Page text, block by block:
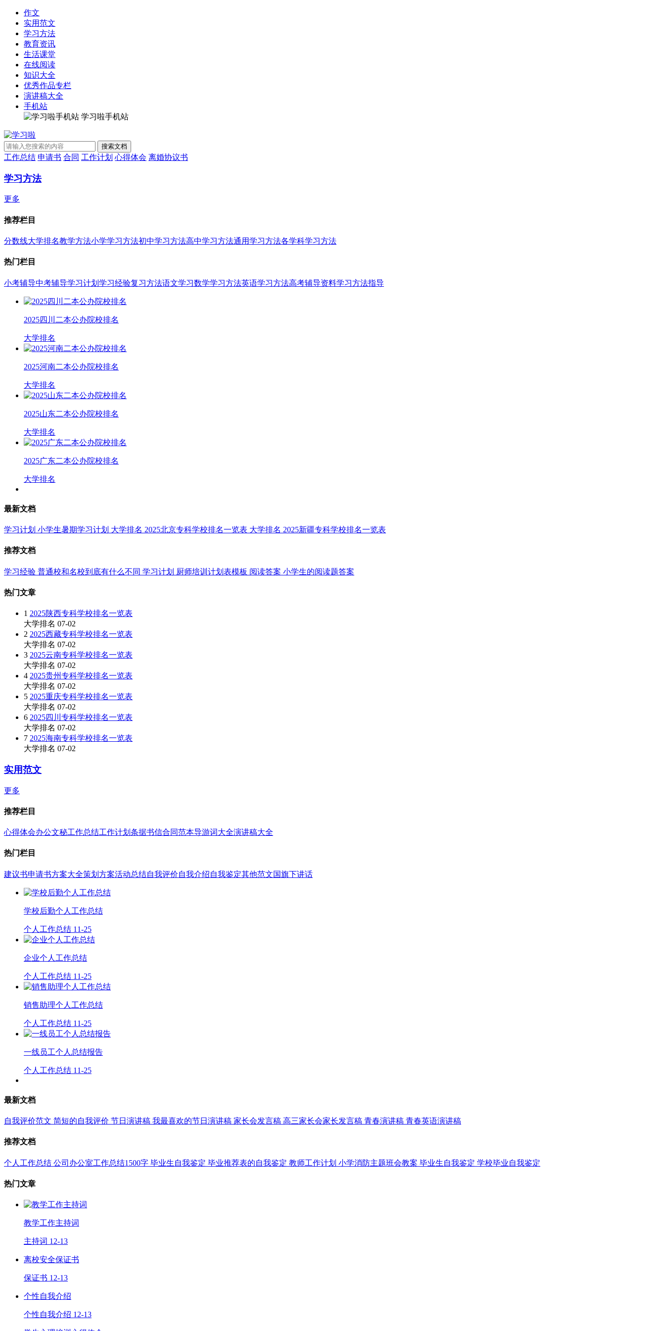
作文
实用范文
学习方法
教育资讯
生活课堂
在线阅读
知识大全
优秀作品专栏
演讲稿大全
手机站
学习啦手机站
工作总结 申请书 合同 工作计划 心得体会 离婚协议书
学习方法
更多
推荐栏目
分数线大学排名教学方法小学学习方法初中学习方法高中学习方法通用学习方法各学科学习方法
热门栏目
小考辅导中考辅导学习计划 学习经验复习方法语文学习数学学习方法英语学习方法高考辅导资料学习方法指导
2025四川二本公办院校排名
大学排名
2025河南二本公办院校排名
大学排名
2025山东二本公办院校排名
大学排名
2025广东二本公办院校排名
大学排名
最新文档
学习计划 小学生暑期学习计划 大学排名 2025北京专科学校排名一览表 大学排名 2025新疆专科学校排名一览表
推荐文档
学习经验 普通校和名校到底有什么不同 学习计划 厨师培训计划表模板 阅读答案 小学生的阅读题答案
热门文章
1 2025陕西专科学校排名一览表
大学排名 07-02
2 2025西藏专科学校排名一览表
大学排名 07-02
3 2025云南专科学校排名一览表
大学排名 07-02
4 2025贵州专科学校排名一览表
大学排名 07-02
5 2025重庆专科学校排名一览表
大学排名 07-02
6 2025四川专科学校排名一览表
大学排名 07-02
7 2025海南专科学校排名一览表
大学排名 07-02
实用范文
更多
推荐栏目
心得体会办公文秘工作总结工作计划 条据书信合同范本导游词大全演讲稿大全
热门栏目
建议书申请书方案大全策划方案活动总结自我评价自我介绍自我鉴定其他范文国旗下讲话
学校后勤个人工作总结
个人工作总结 11-25
企业个人工作总结
个人工作总结 11-25
销售助理个人工作总结
个人工作总结 11-25
一线员工个人总结报告
个人工作总结 11-25
最新文档
自我评价范文 简短的自我评价 节日演讲稿 我最喜欢的节日演讲稿 家长会发言稿 高三家长会家长发言稿 青春演讲稿 青春英语演讲稿
推荐文档
个人工作总结 公司办公室工作总结1500字 毕业生自我鉴定 毕业推荐表的自我鉴定 教师工作计划 小学消防主题班会教案 毕业生自我鉴定 学校毕业自我鉴定
热门文章
教学工作主持词
主持词 12-13
离校安全保证书
保证书 12-13
个性自我介绍
个性自我介绍 12-13